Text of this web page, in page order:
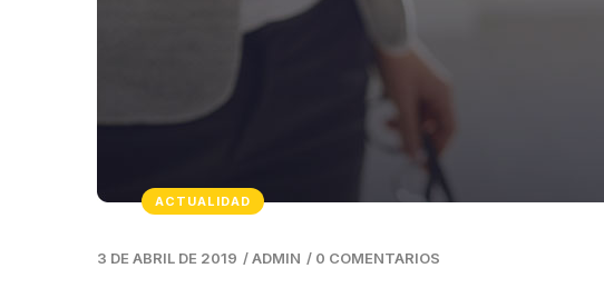
ACTUALIDAD
3 DE ABRIL DE 2019 /ADMIN / 0 COMENTARIOS